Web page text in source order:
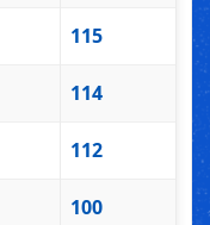
115
114
112
100